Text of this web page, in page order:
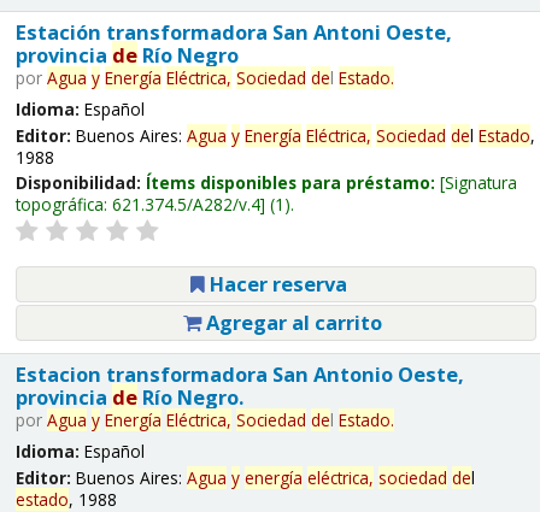
Estación transformadora San Antoni Oeste,
provincia deRío Negro
por Agua y Energía Eléctrica, Sociedad del Estado.
Idioma: Español
Editor: Buenos Aires: Agua y Energía Eléctrica, Sociedad del Estado,
1988
Disponibilidad: Ítems disponibles para préstamo: Signatura
topográfica: 621.374.5/A282/v.4 (1).
Hacer reserva
Agregar al carrito
Estacion transformadora San Antonio Oeste,
provincia deRío Negro.
por Agua y Energía Eléctrica, Sociedad del Estado.
Idioma: Español
Editor: Buenos Aires: Agua y energía eléctrica, sociedad del
estado, 1988